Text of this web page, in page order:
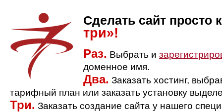
Сделать сайт просто
три»!
Раз. Выбрать и
доменное имя.
Два. Заказать хостинг,
тарифный план или заказать установку
Три. Заказать создание сайта у нашего